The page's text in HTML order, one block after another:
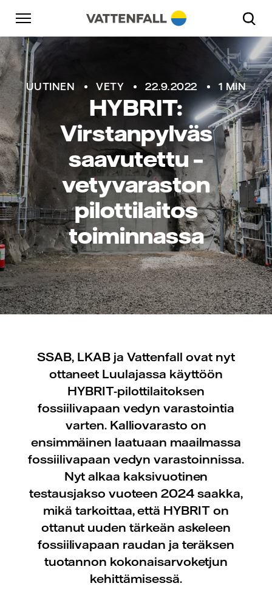
Skip to content
Päänavigaatioon
Siirry alatunnisteeseen
UUTINEN VETY 22.9.2022 1 MIN
HYBRIT:
Virstanpylväs
saavutettu –
vetyvaraston
pilottilaitos
toiminnassa
SSAB, LKAB ja Vattenfall ovat nyt
ottaneet Luulajassa käyttöön
HYBRIT-pilottilaitoksen
fossiilivapaan vedyn varastointia
varten. Kalliovarasto on
ensimmäinen laatuaan maailmassa
fossiilivapaan vedyn varastoinnissa.
Nyt alkaa kaksivuotinen
testausjakso vuoteen 2024 saakka,
mikä tarkoittaa, että HYBRIT on
ottanut uuden tärkeän askeleen
fossiilivapaan raudan ja teräksen
tuotannon kokonaisarvoketjun
kehittämisessä.
Päänavigaatioon